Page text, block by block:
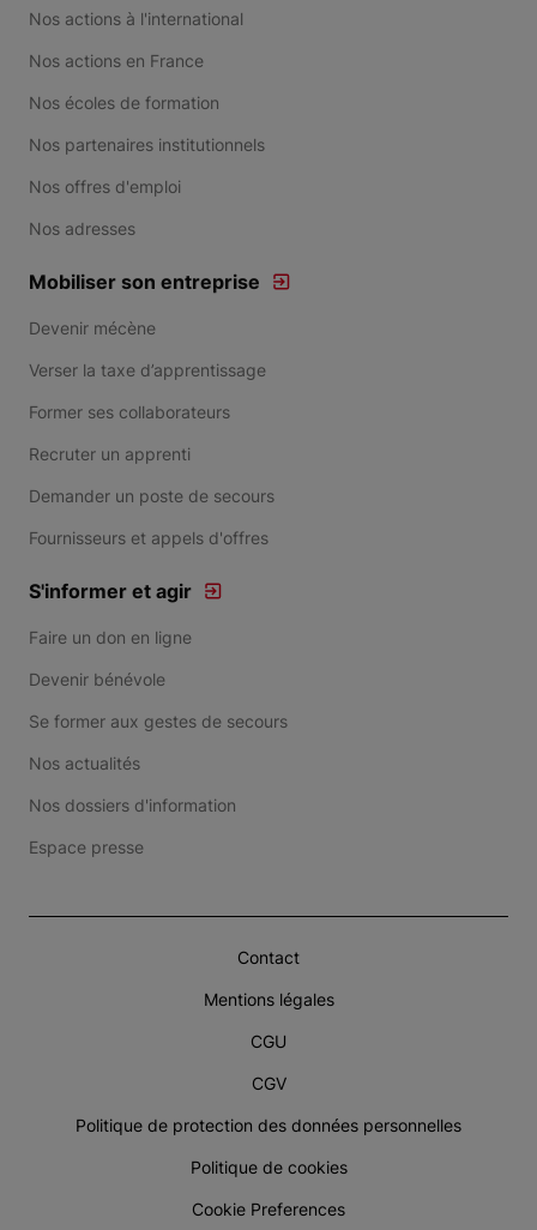
Nos actions à l'international
Nos actions en France
Nos écoles de formation
Nos partenaires institutionnels
Nos offres d'emploi
Nos adresses
Mobiliser son entreprise
Devenir mécène
Verser la taxe d’apprentissage
Former ses collaborateurs
Recruter un apprenti
Demander un poste de secours
Fournisseurs et appels d'offres
S'informer et agir
Faire un don en ligne
Devenir bénévole
Se former aux gestes de secours
Nos actualités
Nos dossiers d'information
Espace presse
Contact
Mentions légales
CGU
CGV
Politique de protection des données personnelles
Politique de cookies
Cookie Preferences